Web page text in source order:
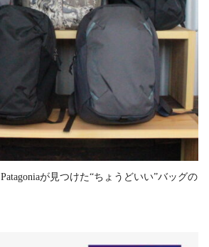
が見つけた“ちょうどいい”バッグの